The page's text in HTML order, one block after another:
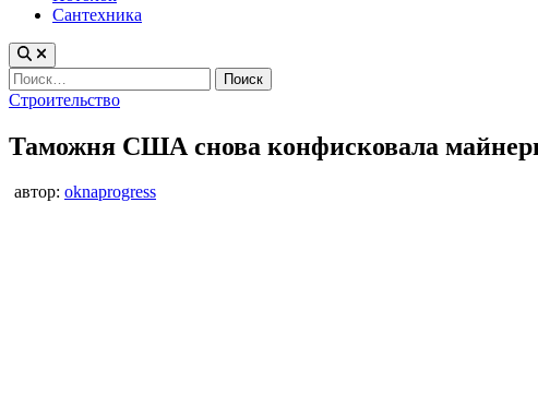
Сантехника
Найти:
Опубликовано
Строительство
Таможня США снова конфисковала
автор: oknaprogress